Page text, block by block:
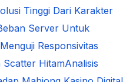
Tinggi Dari Karakter
Server Untuk
Menguji Responsivitas
Scatter HitamAnalisis